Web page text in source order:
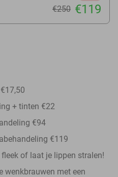
€250 €119
+ tinten €22
€94
€119
of laat je lippen stralen!
wenkbrauwen met een